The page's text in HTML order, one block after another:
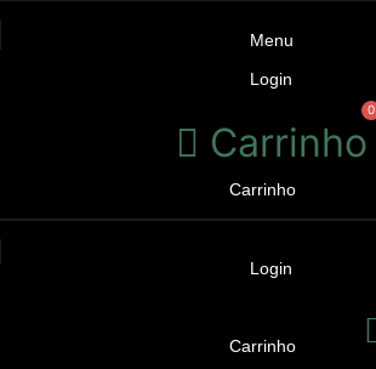
Ir
Menu
Login
0
Carrinho
Carrinho
Login
Carrinho